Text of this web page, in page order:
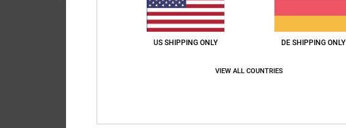
US SHIPPING ONLY DE SHIPPING ONLY
VIEW ALL COUNTRIES